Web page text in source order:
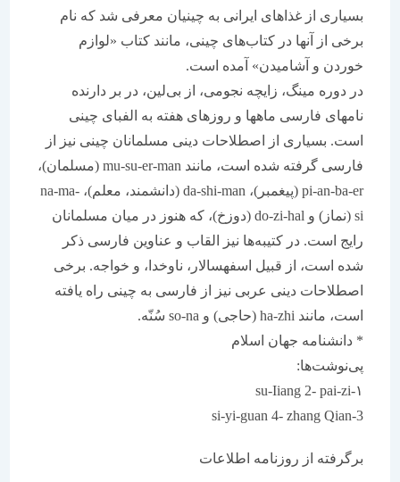
بسیاری از غذاهای ایرانی به چینیان معرفی شد که نام
برخی از آنها در کتاب‌های چینی، مانند کتاب «لوازم
خوردن و آشامیدن» آمده است.
در دوره مینگ، زایچه نجومی، از بی‌لین، در بر دارنده
نامهای فارسی ماهها و روزهای هفته به الفبای چینی
است. بسیاری از اصطلاحات دینی مسلمانان چینی نیز از
فارسی گرفته شده است، مانند mu-su-er-man (مسلمان)،
pi-an-ba-er (پیغمبر)، da-shi-man (دانشمند، معلم)، na-ma-
si (نماز) و do-zi-hal (دوزخ)، که هنوز در میان مسلمانان
رایج است. در کتیبه‌ها نیز القاب و عناوین فارسی ذکر
شده است، از قبیل اسفهسالار، ناوخدا، و خواجه. برخی
اصطلاحات دینی عربی نیز از فارسی به چینی راه یافته
است، مانند ha-zhi (حاجی) و so-na سُنّه.
* دانشنامه جهان اسلام
پی‌نوشت‌ها:
برگرفته از روزنامه اطلاعات